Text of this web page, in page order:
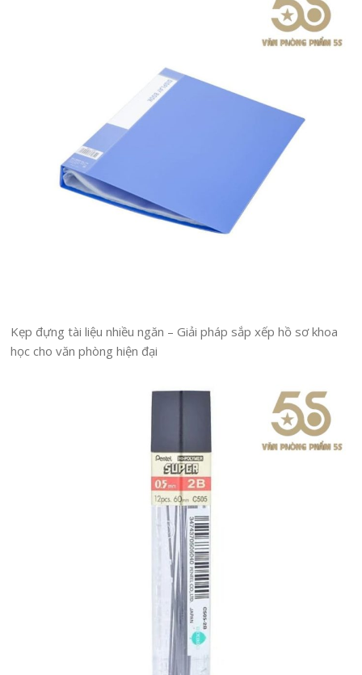
Kẹp đựng tài liệu nhiều ngăn – Giải pháp sắp xếp hồ sơ khoa
học cho văn phòng hiện đại